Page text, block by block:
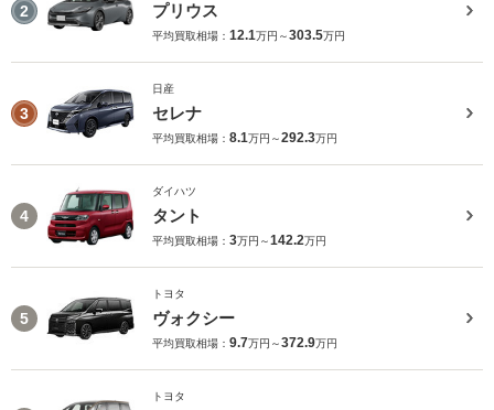
2 プリウス
平均買取相場： 12.1万円～303.5万円
3
日産
セレナ
平均買取相場： 8.1万円～292.3万円
4
ダイハツ
タント
平均買取相場： 3万円～142.2万円
5
トヨタ
ヴォクシー
平均買取相場： 9.7万円～372.9万円
トヨタ